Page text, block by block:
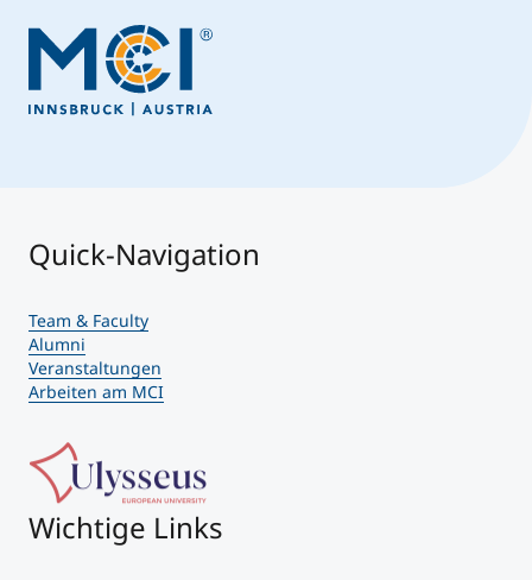
Quick-Navigation
Team & Faculty
Alumni
Veranstaltungen
Arbeiten am MCI
Wichtige Links